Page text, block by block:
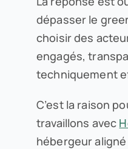
dépasser le
choisir des
engagés,
techniquement
C’est la raison
travaillons avec
hébergeur